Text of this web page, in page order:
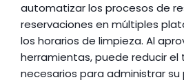
automatizar los procesos de
reservaciones en múltiples
los horarios de limpieza. Al
herramientas, puede reducir el
necesarios para administrar su